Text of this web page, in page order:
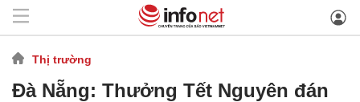
Thị trường
Đà Nẵng: Thưởng Tết Nguyên đán